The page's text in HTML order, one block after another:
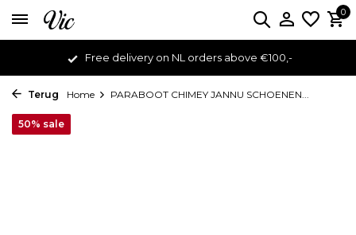
0
Free delivery on NL orders above €100,-
Terug Home PARABOOT CHIMEY JANNU SCHOENEN...
50% sale